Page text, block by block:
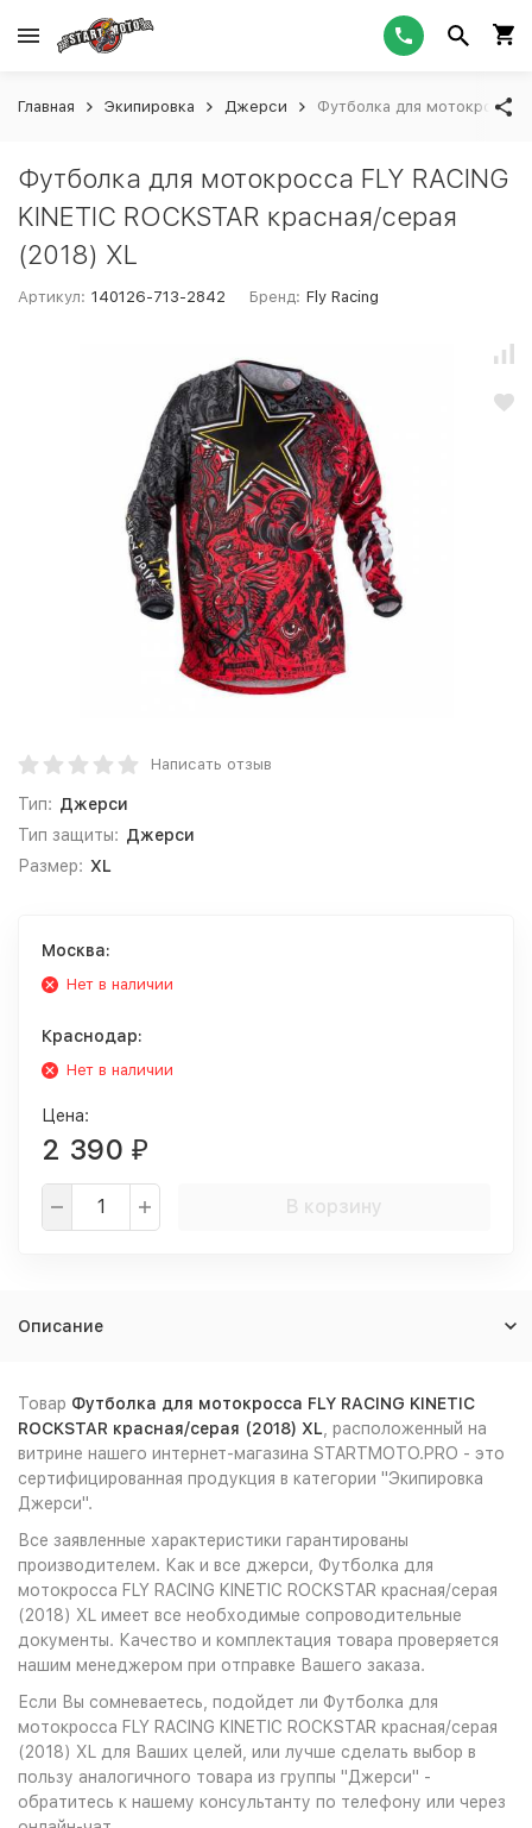
Главная Экипировка Джерси Футболка для мотокросса
Футболка для мотокросса FLY RACING
KINETIC ROCKSTAR красная/серая
(2018) XL
Артикул: 140126-713-2842 Бренд: Fly Racing
Написать отзыв
Тип: Джерси
Тип защиты: Джерси
Размер: XL
Москва:
Нет в наличии
Краснодар:
Нет в наличии
Цена:
2 390 ₽
В корзину
Описание
Товар Футболка для мотокросса FLY RACING KINETIC
ROCKSTAR красная/серая (2018) XL , расположенный на
витрине нашего интернет-магазина STARTMOTO.PRO - это
сертифицированная продукция в категории "Экипировка
Джерси".
Все заявленные характеристики гарантированы
производителем. Как и все джерси, Футболка для
мотокросса FLY RACING KINETIC ROCKSTAR красная/серая
(2018) XL имеет все необходимые сопроводительные
документы. Качество и комплектация товара проверяется
нашим менеджером при отправке Вашего заказа.
Если Вы сомневаетесь, подойдет ли Футболка для
мотокросса FLY RACING KINETIC ROCKSTAR красная/серая
(2018) XL для Ваших целей, или лучше сделать выбор в
пользу аналогичного товара из группы "Джерси" -
обратитесь к нашему консультанту по телефону или через